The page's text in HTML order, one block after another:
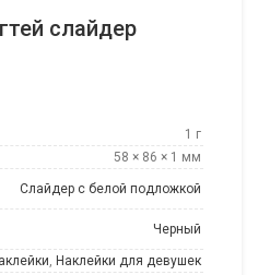
слайдер
цена составляла 120
1 г
58 × 86 × 1 мм
Слайдер с белой подложкой
Черный
, Наклейки для девушек